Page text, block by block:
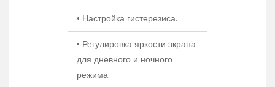
• Настройка гистерезиса.
• Регулировка яркости экрана
для дневного и ночного
режима.